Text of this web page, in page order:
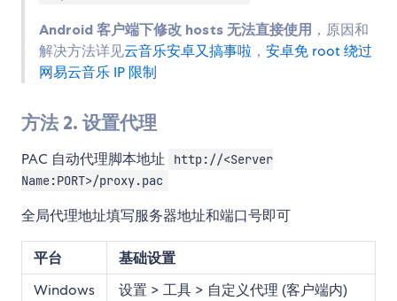
Android 客户端下修改 hosts 无法直接使用 ，原因和
解决方法详见云音乐安卓又搞事啦 ， 安卓免 root 绕过
网易云音乐 IP 限制
方法 2. 设置代理
PAC 自动代理脚本地址
http://<Server
Name:PORT>/proxy.pac
全局代理地址填写服务器地址和端口号即可
平台 基础设置
Windows 设置 > 工具 > 自定义代理 (客户端内)